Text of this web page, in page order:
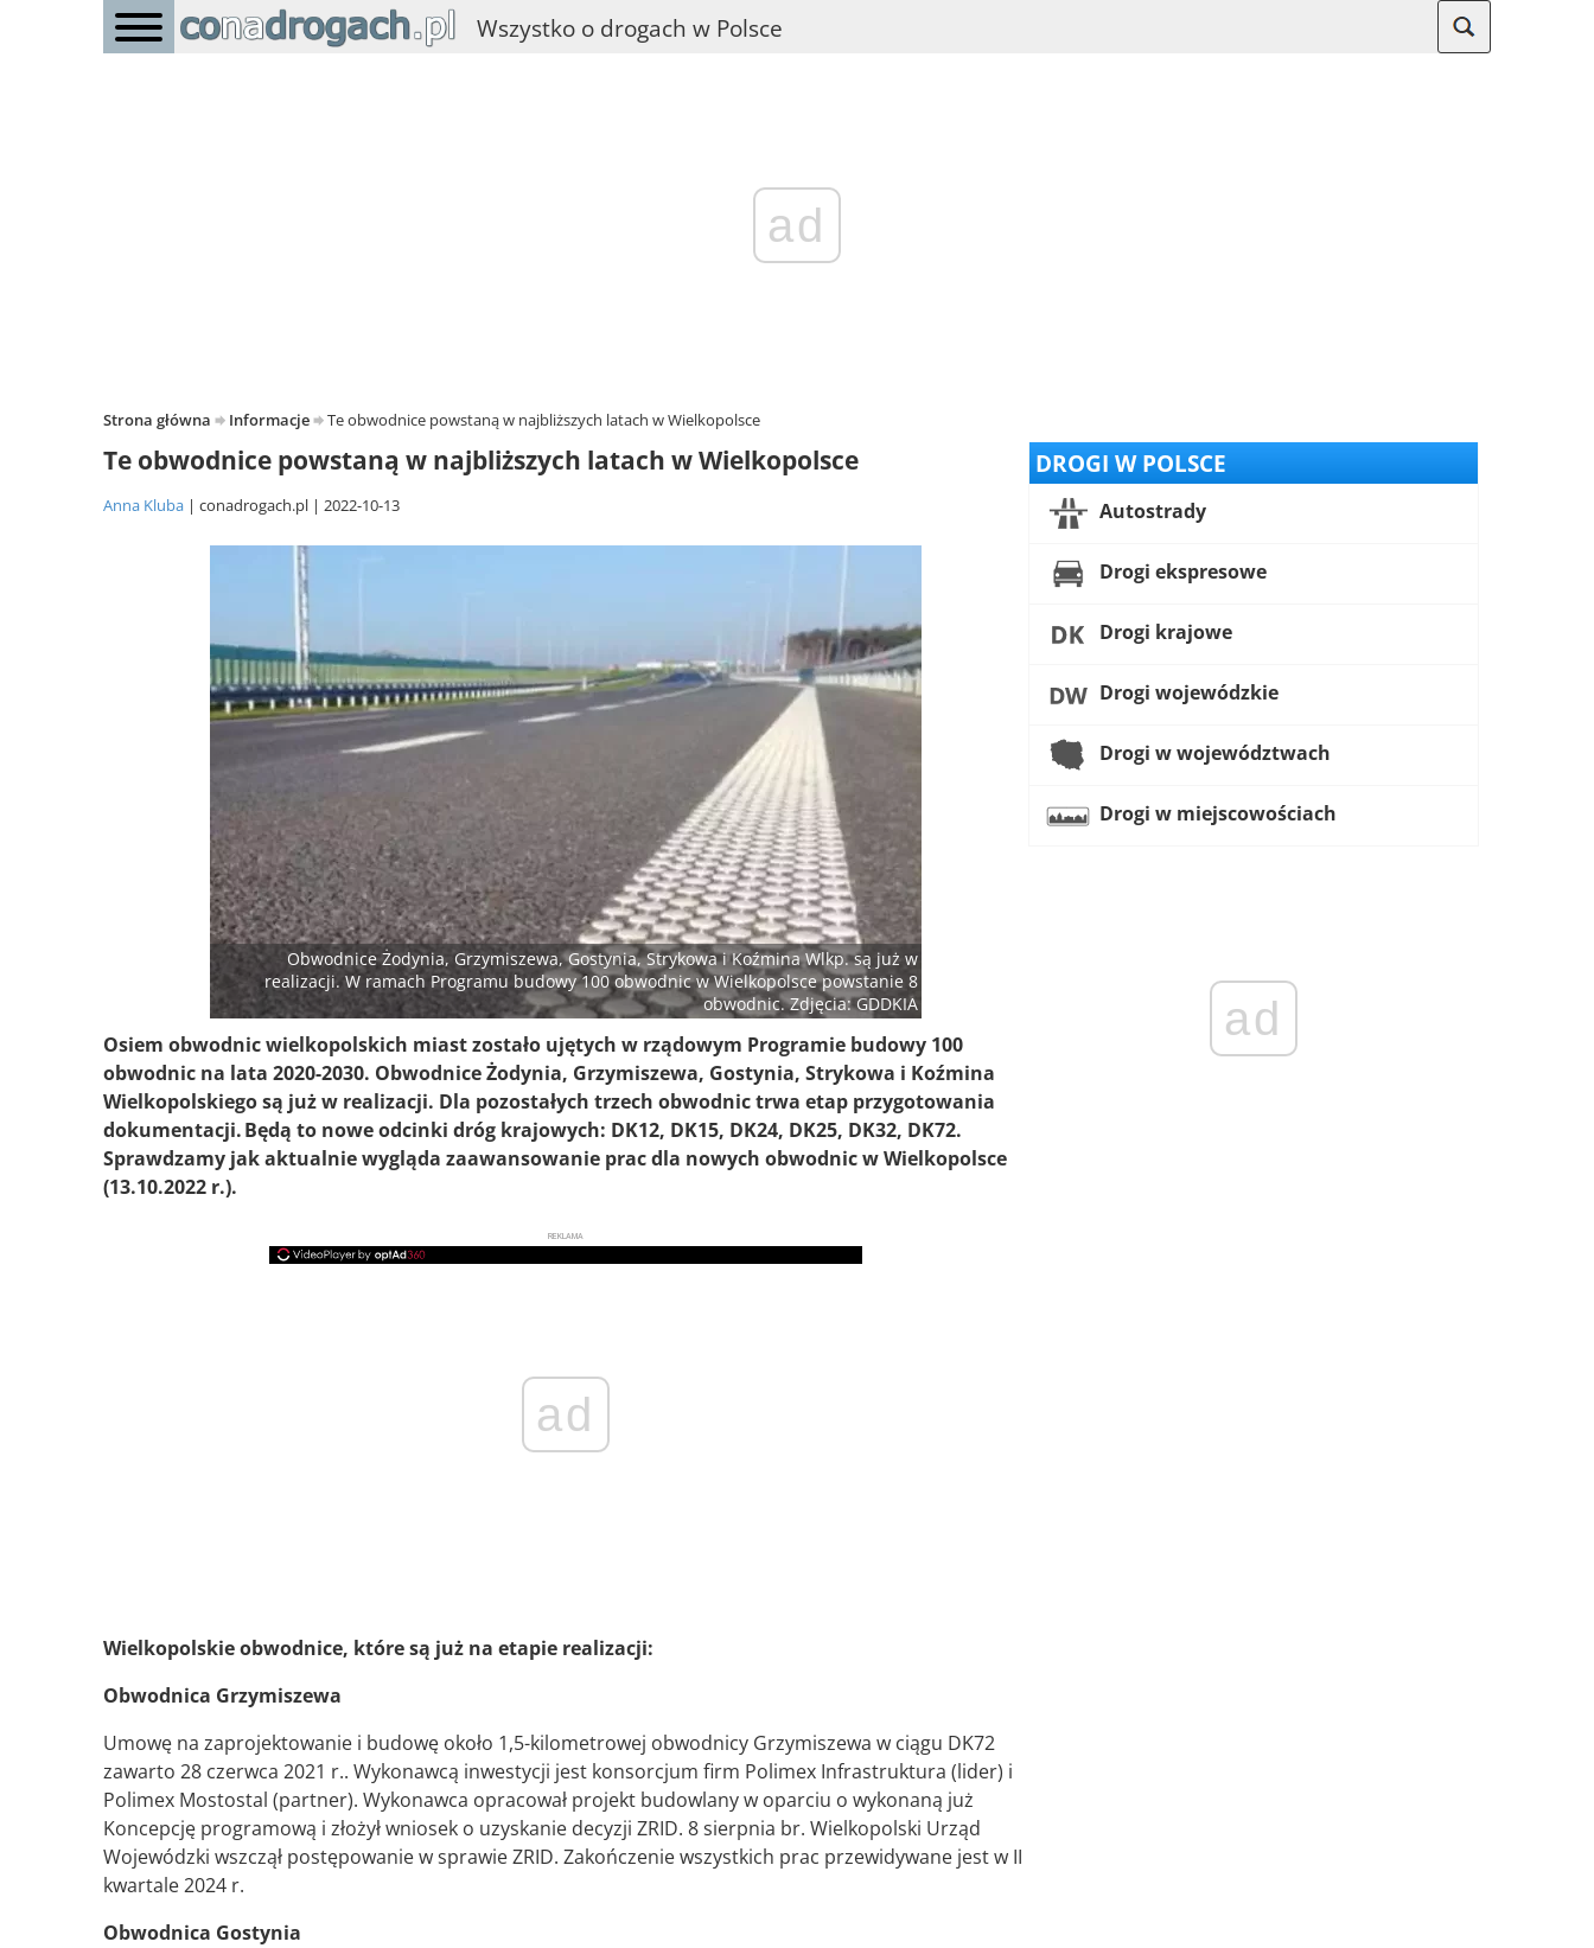
Wszystko o drogach w Polsce
ad
Strona główna Informacje Te obwodnice powstaną w najbliższych latach w Wielkopolsce
Te obwodnice powstaną w najbliższych latach w Wielkopolsce
Anna Kluba conadrogach.pl 2022-10-13
Obwodnice Żodynia, Grzymiszewa, Gostynia, Strykowa i Koźmina Wlkp. są już w
realizacji. W ramach Programu budowy 100 obwodnic w Wielkopolsce powstanie 8
obwodnic. Zdjęcia: GDDKIA
Osiem obwodnic wielkopolskich miast zostało ujętych w rządowym Programie budowy 100
obwodnic na lata 2020-2030. Obwodnice Żodynia, Grzymiszewa, Gostynia, Strykowa i Koźmina
Wielkopolskiego są już w realizacji. Dla pozostałych trzech obwodnic trwa etap przygotowania
dokumentacji. Będą to nowe odcinki dróg krajowych: DK12, DK15, DK24, DK25, DK32, DK72.
Sprawdzamy jak aktualnie wygląda zaawansowanie prac dla nowych obwodnic w Wielkopolsce
(13.10.2022 r.).
REKLAMA
ad
Wielkopolskie obwodnice, które są już na etapie realizacji:
Obwodnica Grzymiszewa
Umowę na zaprojektowanie i budowę około 1,5-kilometrowej obwodnicy Grzymiszewa w ciągu DK72
zawarto 28 czerwca 2021 r.. Wykonawcą inwestycji jest konsorcjum firm Polimex Infrastruktura (lider) i
Polimex Mostostal (partner). Wykonawca opracował projekt budowlany w oparciu o wykonaną już
Koncepcję programową i złożył wniosek o uzyskanie decyzji ZRID. 8 sierpnia br. Wielkopolski Urząd
Wojewódzki wszczął postępowanie w sprawie ZRID. Zakończenie wszystkich prac przewidywane jest w II
kwartale 2024 r.
Obwodnica Gostynia
DROGI W POLSCE
Autostrady
Drogi ekspresowe
Drogi krajowe
Drogi wojewódzkie
Drogi w województwach
Drogi w miejscowościach
ad